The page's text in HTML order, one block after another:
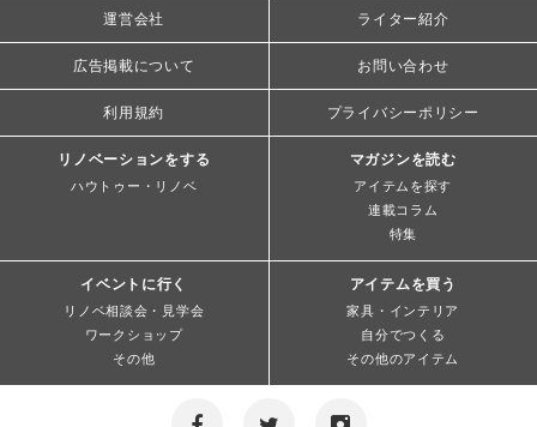
運営会社 ライター紹介
広告掲載について お問い合わせ
利用規約 プライバシーポリシー
リノベーションをする
ハウトゥー・リノベ
マガジンを読む
アイテムを探す
連載コラム
特集
イベントに行く
リノベ相談会・見学会
ワークショップ
その他
アイテムを買う
家具・インテリア
自分でつくる
その他のアイテム